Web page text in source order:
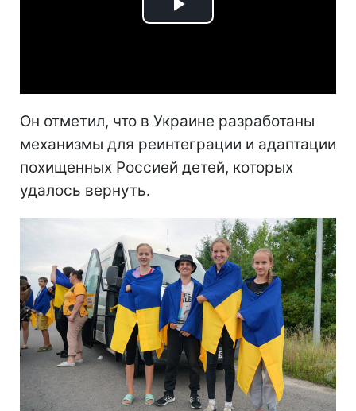
Play
Он отметил, что в Украине разработаны
механизмы для реинтеграции и адаптации
похищенных Россией детей, которых
удалось вернуть.